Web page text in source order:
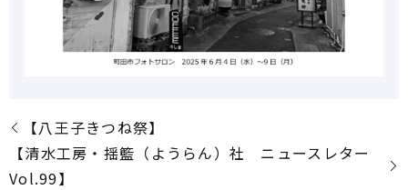
【八王子きつね祭】
【清水工房・揺籃（ようらん）社 ニュースレター
Vol.99】